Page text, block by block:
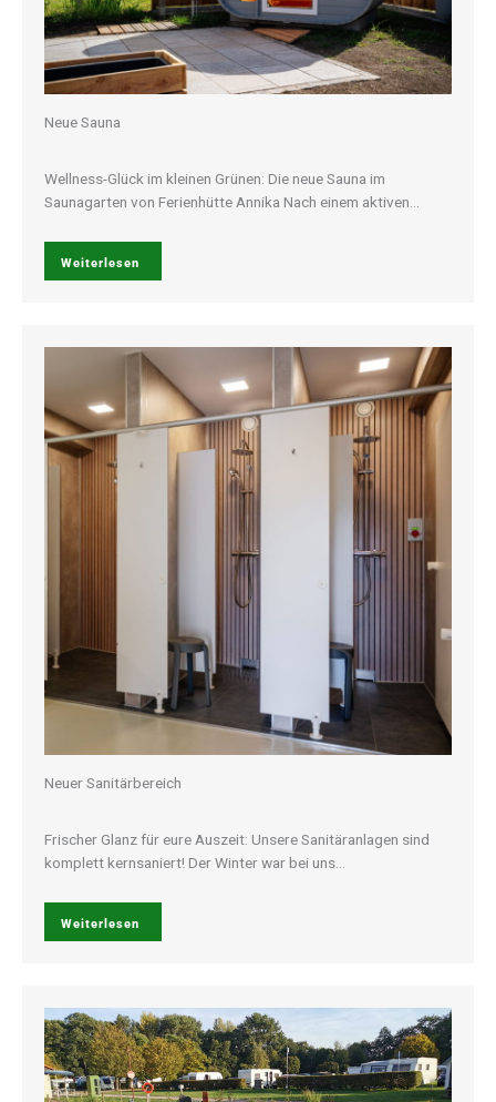
Neue Sauna
Wellness-Glück im kleinen Grünen: Die neue Sauna im
Saunagarten von Ferienhütte Annika Nach einem aktiven…
Weiterlesen
Neuer Sanitärbereich
Frischer Glanz für eure Auszeit: Unsere Sanitäranlagen sind
komplett kernsaniert! Der Winter war bei uns…
Weiterlesen